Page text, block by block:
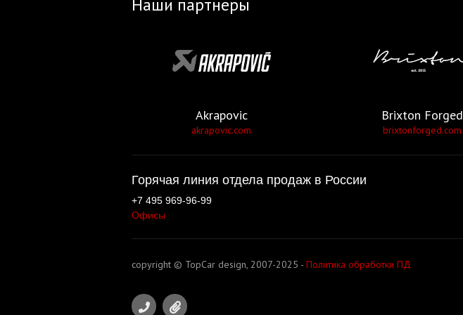
Наши партнеры
Akrapovic
akrapovic.com
Brixton Forged
brixtonforged.com
Горячая линия отдела продаж в России
+7 495 969-96-99
Офисы
copyright © TopCar design, 2007-2025 - Политика обработки ПД